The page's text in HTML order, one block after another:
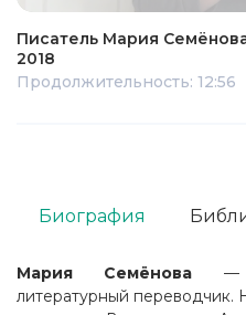
Писатель Мария
2018
Продолжительность: 12:56
Мария Семёнова —
литературный переводчик.
Биография